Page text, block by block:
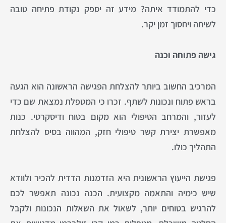
כדי להתמודד איתה? מידע זה יספק נקודת פתיחה טובה
לשיחה ויחסוך זמן יקר.
גישה פתוחה וכנה
המרכיב החשוב ביותר להצלחת הפגישה הראשונה הוא הגעה
בראש פתוח ונכונות לשתף. זכרו כי המטפלת נמצאת שם כדי
לעזור, והמרחב הטיפולי הוא מקום בטוח ודיסקרטי. כנות
מאפשרת יצירת קשר טיפולי חזק, המהווה בסיס להצלחת
התהליך כולו.
פגישת הייעוץ הראשונית היא הזדמנות הדדית להכיר ולוודא
שיש כימיה והתאמה מקצועית. הכנה נכונה תאפשר לכם
להרגיש בטוחים יותר, לשאול את השאלות הנכונות ולקבל